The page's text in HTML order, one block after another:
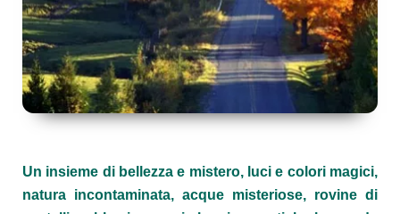
Un insieme di bellezza e mistero, luci e colori magici,
natura incontaminata, acque misteriose, rovine di